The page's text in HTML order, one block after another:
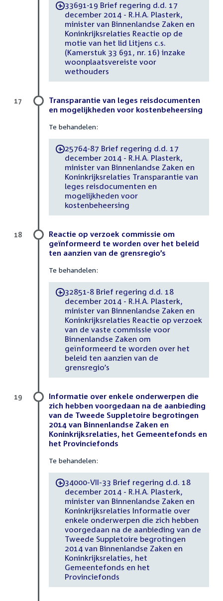
-33691-19 Brief regering d.d. 17
december 2014 - R.H.A. Plasterk,
minister van Binnenlandse Zaken en
Koninkrijksrelaties Reactie op de
motie van het lid Litjens c.s.
(Kamerstuk 33 691, nr. 16) inzake
woonplaatsvereiste voor
wethouders
Transparantie van leges reisdocumenten
en mogelijkheden voor kostenbeheersing
Te behandelen:
-25764-87 Brief regering d.d. 17
december 2014 - R.H.A. Plasterk,
minister van Binnenlandse Zaken en
Koninkrijksrelaties Transparantie van
leges reisdocumenten en
mogelijkheden voor
kostenbeheersing
17
Reactie op verzoek commissie om
geïnformeerd te worden over het beleid
ten aanzien van de grensregio’s
Te behandelen:
-32851-8 Brief regering d.d. 18
december 2014 - R.H.A. Plasterk,
minister van Binnenlandse Zaken en
Koninkrijksrelaties Reactie op verzoek
van de vaste commissie voor
Binnenlandse Zaken om
geïnformeerd te worden over het
beleid ten aanzien van de
grensregio’s
18
Informatie over enkele onderwerpen die
zich hebben voorgedaan na de aanbieding
van de Tweede Suppletoire begrotingen
2014 van Binnenlandse Zaken en
Koninkrijksrelaties, het Gemeentefonds en
het Provinciefonds
Te behandelen:
-34000-VII-33 Brief regering d.d. 18
december 2014 - R.H.A. Plasterk,
minister van Binnenlandse Zaken en
Koninkrijksrelaties Informatie over
enkele onderwerpen die zich hebben
voorgedaan na de aanbieding van de
Tweede Suppletoire begrotingen
2014 van Binnenlandse Zaken en
Koninkrijksrelaties, het
Gemeentefonds en het
Provinciefonds
19